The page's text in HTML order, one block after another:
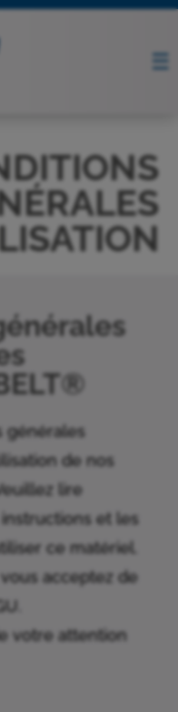
générales
de nos
lire
et les
ce matériel.
vous acceptez de
votre attention